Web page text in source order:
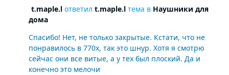
t.maple.lответил t.maple.lтема в Наушники для
дома
Спасибо! Нет, не только закрытые. Кстати, что не
понравилось в 770х, так это шнур. Хотя я смотрю
сейчас они все витые, а у тех был плоский. Да и
конечно это мелочи